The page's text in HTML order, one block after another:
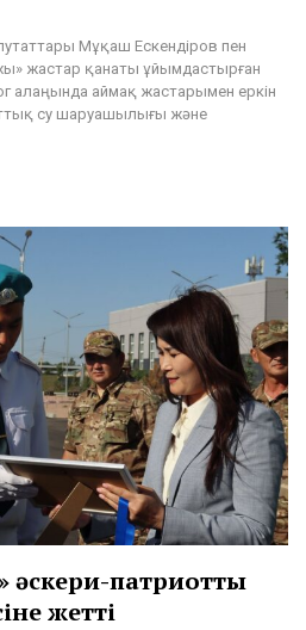
Мұқаш Ескендіров пен
жастар қанаты ұйымдастырған
алаңында аймақ жастарымен еркін
су шаруашылығы және
әскери-патриоттық
жетті